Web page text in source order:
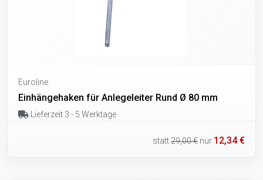
Euroline
Einhängehaken für Anlegeleiter Rund Ø 80 mm
Lieferzeit 3 - 5 Werktage
statt29,00 € nur 12,34 €